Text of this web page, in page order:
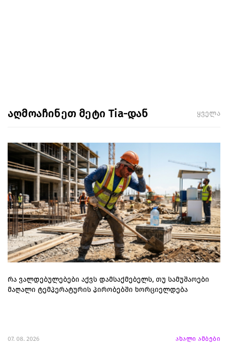
აღმოაჩინეთ მეტი Tia-დან ყველა
რა ვალდებულებები აქვს დამსაქმებელს, თუ სამუშაოები
მაღალი ტემპერატურის პირობებში ხორციელდება
07. 08. 2026 ახალი ამბები